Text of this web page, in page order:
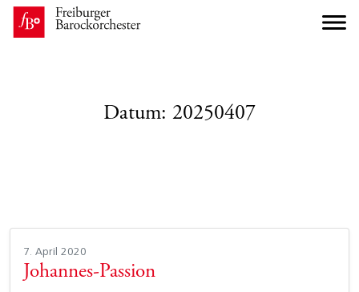
Datum: 20250407
7. April 2020
Johannes-Passion